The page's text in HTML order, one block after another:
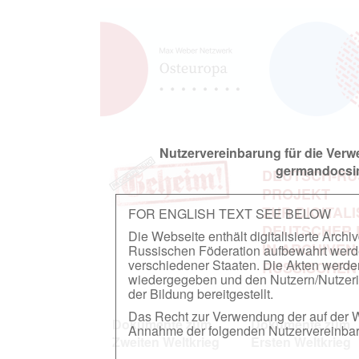
Nutzervereinbarung für die
FOR ENGLISH TEXT SEE BELOW
Die Webseite enthält digitalisierte
Russischen Föderation aufbewahrt
verschiedener Staaten. Die Akten
wiedergegeben und den Nutzern/
der Bildung bereitgestellt.
Das Recht zur Verwendung der auf der
Annahme der folgenden
DEUTSCH-
PROJEKT
ZUR
DEUTSCHER
IN
Dokumente zum
Zweiten Weltkrieg
Dokumente zum
Ersten Weltkrieg